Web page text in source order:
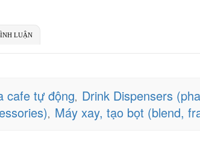
LUẬN
cafe tự động, Drink Dispensers
, Máy xay, tạo bọt (blend,